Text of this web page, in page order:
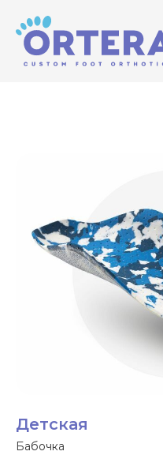
Детская
Бабочка